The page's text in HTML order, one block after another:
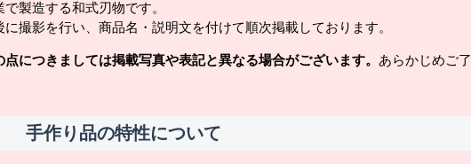
製造する和式刃物です。
撮影を行い、商品名・説明文を付けて順次掲載しております。
につきましては掲載写真や表記と異なる場合がございます。 あらかじめご了
手作り品の特性について